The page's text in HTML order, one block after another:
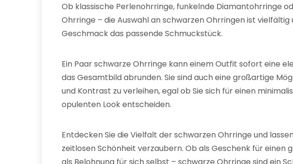
Ob klassische Perlenohrringe, funkelnde Diamantohrringe
Ohrringe – die Auswahl an schwarzen Ohrringen ist
Geschmack das passende Schmuckstück.
Ein Paar schwarze Ohrringe kann einem Outfit sofort eine
das Gesamtbild abrunden. Sie sind auch eine großartige
und Kontrast zu verleihen, egal ob Sie sich für einen
opulenten Look entscheiden.
Entdecken Sie die Vielfalt der schwarzen Ohrringe und
zeitlosen Schönheit verzaubern. Ob als Geschenk für einen